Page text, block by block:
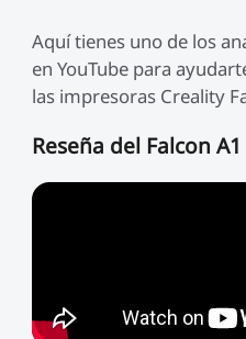
Aquí tienes uno de los
en YouTube para
las impresoras Creality
Reseña del Falcon A1